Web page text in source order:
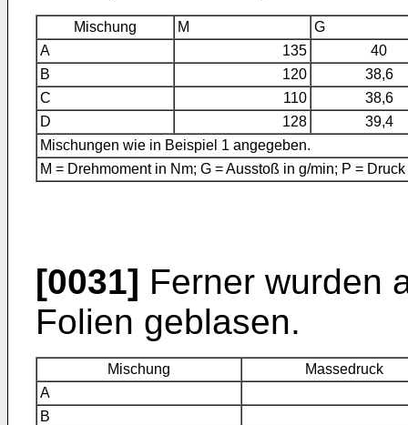
Mischung M
G
A
135
40
B
120
38,6
C
110
38,6
D
128
39,4
Mischungen wie in Beispiel 1 angegeben.
M = Drehmoment in Nm; G = Ausstoß in g/min; P =
[0031] Ferner wurden
Folien geblasen.
Mischung
Massedruck
A
B